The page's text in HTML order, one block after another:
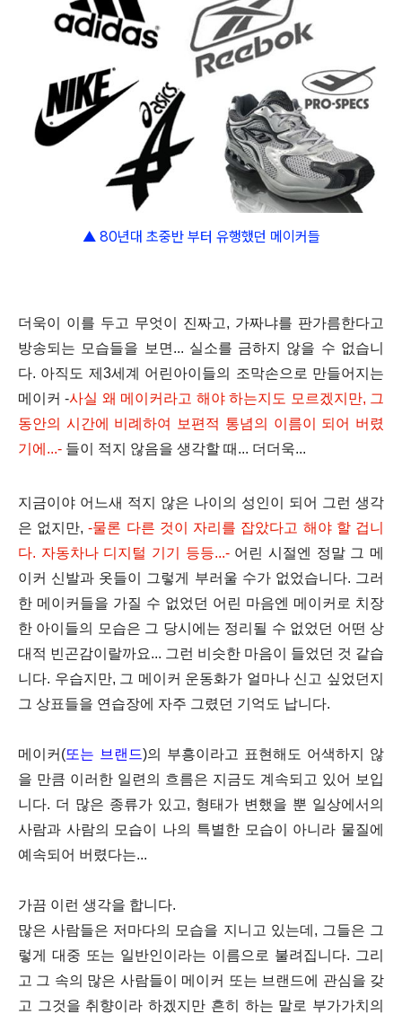
▲ 80년대 초중반 부터 유행했던 메이커들
더욱이 이를 두고 무엇이 진짜고, 가짜냐를 판가름한다고
방송되는 모습들을 보면... 실소를 금하지 않을 수 없습니
다. 아직도 제3세계 어린아이들의 조막손으로 만들어지는
메이커-사실 왜 메이커라고 해야 하는지도 모르겠지만, 그
동안의 시간에 비례하여 보편적 통념의 이름이 되어 버렸
기에...- 들이 적지 않음을 생각할 때... 더더욱...
지금이야 어느새 적지 않은 나이의 성인이 되어 그런 생각
은 없지만,-물론 다른 것이 자리를 잡았다고 해야 할 겁니
다. 자동차나 디지털 기기 등등...-어린 시절엔 정말 그 메
이커 신발과 옷들이 그렇게 부러울 수가 없었습니다. 그러
한 메이커들을 가질 수 없었던 어린 마음엔 메이커로 치장
한 아이들의 모습은 그 당시에는 정리될 수 없었던 어떤 상
대적 빈곤감이랄까요... 그런 비슷한 마음이 들었던 것 같습
니다. 우습지만, 그 메이커 운동화가 얼마나 신고 싶었던지
그 상표들을 연습장에 자주 그렸던 기억도 납니다.
메이커(또는 브랜드)의 부흥이라고 표현해도 어색하지 않
을 만큼 이러한 일련의 흐름은 지금도 계속되고 있어 보입
니다. 더 많은 종류가 있고, 형태가 변했을 뿐 일상에서의
사람과 사람의 모습이 나의 특별한 모습이 아니라 물질에
예속되어 버렸다는...
가끔 이런 생각을 합니다.
많은 사람들은 저마다의 모습을 지니고 있는데, 그들은 그
렇게 대중 또는 일반인이라는 이름으로 불려집니다. 그리
고 그 속의 많은 사람들이 메이커 또는 브랜드에 관심을 갖
고 그것을 취향이라 하겠지만 흔히 하는 말로 부가가치의